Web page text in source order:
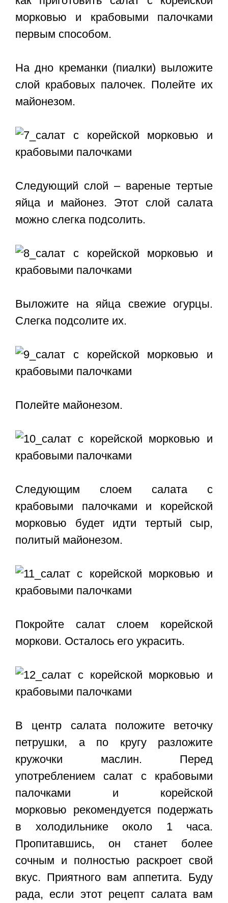
морковью и крабовыми палочками
первым способом.
На дно креманки (пиалки) выложите
слой крабовых палочек. Полейте их
майонезом.
Следующий слой – вареные тертые
яйца и майонез. Этот слой салата
можно слегка подсолить.
Выложите на яйца свежие огурцы.
Слегка подсолите их.
Полейте майонезом.
Следующим слоем салата с
крабовыми палочками и корейской
морковью будет идти тертый сыр,
политый майонезом.
Покройте салат слоем корейской
моркови. Осталось его украсить.
В центр салата положите веточку
петрушки, а по кругу разложите
кружочки маслин. Перед
употреблением салат с крабовыми
палочками и корейской
морковью рекомендуется подержать
в холодильнике около 1 часа.
Пропитавшись, он станет более
сочным и полностью раскроет свой
вкус. Приятного вам аппетита. Буду
рада, если этот рецепт салата вам